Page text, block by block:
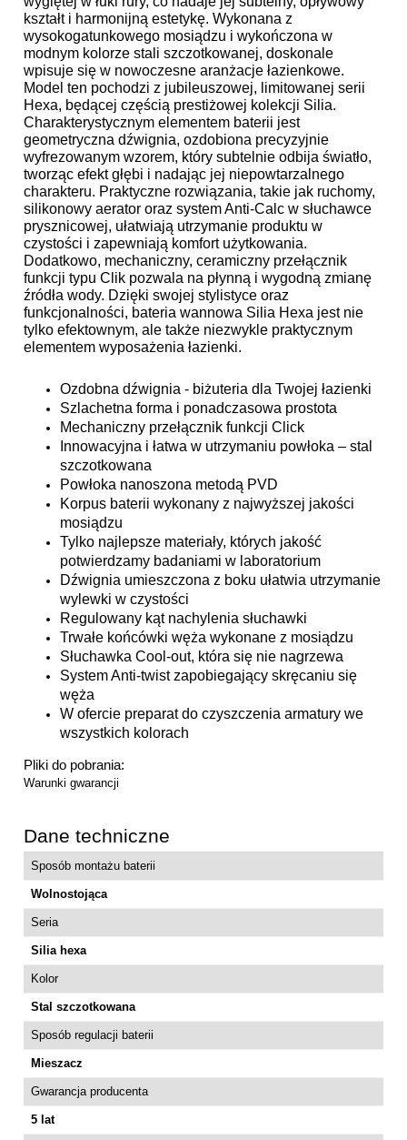
kształt i harmonijną estetykę. Wykonana z
wysokogatunkowego mosiądzu i wykończona w
modnym kolorze stali szczotkowanej, doskonale
wpisuje się w nowoczesne aranżacje łazienkowe.
Model ten pochodzi z jubileuszowej, limitowanej serii
Hexa, będącej częścią prestiżowej kolekcji Silia.
Charakterystycznym elementem baterii jest
geometryczna dźwignia, ozdobiona precyzyjnie
wyfrezowanym wzorem, który subtelnie odbija światło,
tworząc efekt głębi i nadając jej niepowtarzalnego
charakteru. Praktyczne rozwiązania, takie jak ruchomy,
silikonowy aerator oraz system Anti-Calc w słuchawce
prysznicowej, ułatwiają utrzymanie produktu w
czystości i zapewniają komfort użytkowania.
Dodatkowo, mechaniczny, ceramiczny przełącznik
funkcji typu Clik pozwala na płynną i wygodną zmianę
źródła wody. Dzięki swojej stylistyce oraz
funkcjonalności, bateria wannowa Silia Hexa jest nie
tylko efektownym, ale także niezwykle praktycznym
elementem wyposażenia łazienki.
Ozdobna dźwignia - biżuteria dla Twojej łazienki
Szlachetna forma i ponadczasowa prostota
Mechaniczny przełącznik funkcji Click
Innowacyjna i łatwa w utrzymaniu powłoka – stal
szczotkowana
Powłoka nanoszona metodą PVD
Korpus baterii wykonany z najwyższej jakości
mosiądzu
Tylko najlepsze materiały, których jakość
potwierdzamy badaniami w laboratorium
Dźwignia umieszczona z boku ułatwia utrzymanie
wylewki w czystości
Regulowany kąt nachylenia słuchawki
Trwałe końcówki węża wykonane z mosiądzu
Słuchawka Cool-out, która się nie nagrzewa
System Anti-twist zapobiegający skręcaniu się
węża
W ofercie preparat do czyszczenia armatury we
wszystkich kolorach
Pliki do pobrania:
Warunki gwarancji
Dane techniczne
Sposób montażu baterii
Wolnostojąca
Seria
Silia hexa
Kolor
Stal szczotkowana
Sposób regulacji baterii
Mieszacz
Gwarancja producenta
5 lat